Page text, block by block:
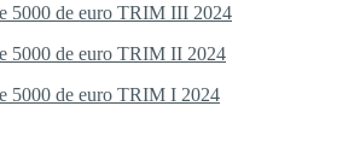
5000 de euro TRIM III 2024
5000 de euro TRIM II 2024
5000 de euro TRIM I 2024